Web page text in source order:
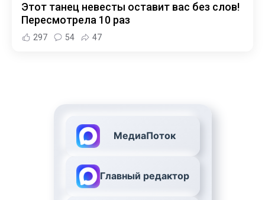
Этот танец невесты оставит вас без слов!
Пересмотрела 10 раз
297 54 47
МедиаПоток
Главный редактор